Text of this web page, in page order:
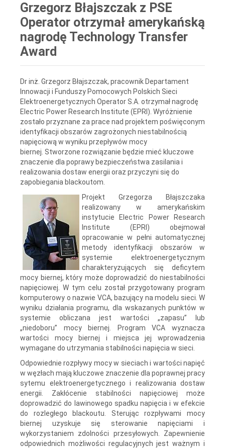
Grzegorz Błajszczak z PSE
Operator otrzymał amerykańską
nagrodę Technology Transfer
Award
Dr inż. Grzegorz Błajszczak, pracownik Departament
Innowacji i Funduszy Pomocowych Polskich Sieci
Elektroenergetycznych Operator S.A. otrzymał nagrodę
Electric Power Research Institute (EPRI). Wyróżnienie
zostało przyznane za prace nad projektem poświęconym
identyfikacji obszarów zagrożonych niestabilnością
napięciową w wyniku przepływów mocy
biernej. Stworzone rozwiązanie będzie mieć kluczowe
znaczenie dla poprawy bezpieczeństwa zasilania i
realizowania dostaw energii oraz przyczyni się do
zapobiegania blackoutom.
Projekt Grzegorza Błajszczaka
realizowany w amerykańskim
instytucie Electric Power Research
Institute (EPRI) obejmował
opracowanie w pełni automatycznej
metody identyfikacji obszarów w
systemie elektroenergetycznym
charakteryzujących się deficytem
mocy biernej, który może doprowadzić do niestabilności
napięciowej. W tym celu został przygotowany program
komputerowy o nazwie VCA, bazujący na modelu sieci. W
wyniku działania programu, dla wskazanych punktów w
systemie obliczana jest wartości „zapasu” lub
„niedoboru” mocy biernej. Program VCA wyznacza
wartości mocy biernej i miejsca jej wprowadzenia
wymagane do utrzymania stabilności napięcia w sieci.
Odpowiednie rozpływy mocy w sieciach i wartości napięć
w węzłach mają kluczowe znaczenie dla poprawnej pracy
sytemu elektroenergetycznego i realizowania dostaw
energii. Zakłócenie stabilności napięciowej może
doprowadzić do lawinowego spadku napięcia i w efekcie
do rozległego blackoutu. Sterując rozpływami mocy
biernej uzyskuje się sterowanie napięciami i
wykorzystaniem zdolności przesyłowych. Zapewnienie
odpowiednich możliwości regulacyjnych jest ważnym i